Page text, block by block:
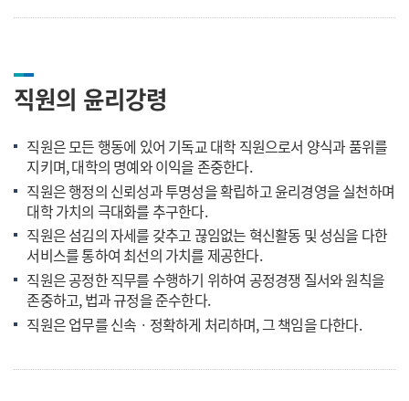
직원의 윤리강령
직원은 모든 행동에 있어 기독교 대학 직원으로서 양식과 품위를
지키며, 대학의 명예와 이익을 존중한다.
직원은 행정의 신뢰성과 투명성을 확립하고 윤리경영을 실천하며
대학 가치의 극대화를 추구한다.
직원은 섬김의 자세를 갖추고 끊임없는 혁신활동 및 성심을 다한
서비스를 통하여 최선의 가치를 제공한다.
직원은 공정한 직무를 수행하기 위하여 공정경쟁 질서와 원칙을
존중하고, 법과 규정을 준수한다.
직원은 업무를 신속ㆍ정확하게 처리하며, 그 책임을 다한다.